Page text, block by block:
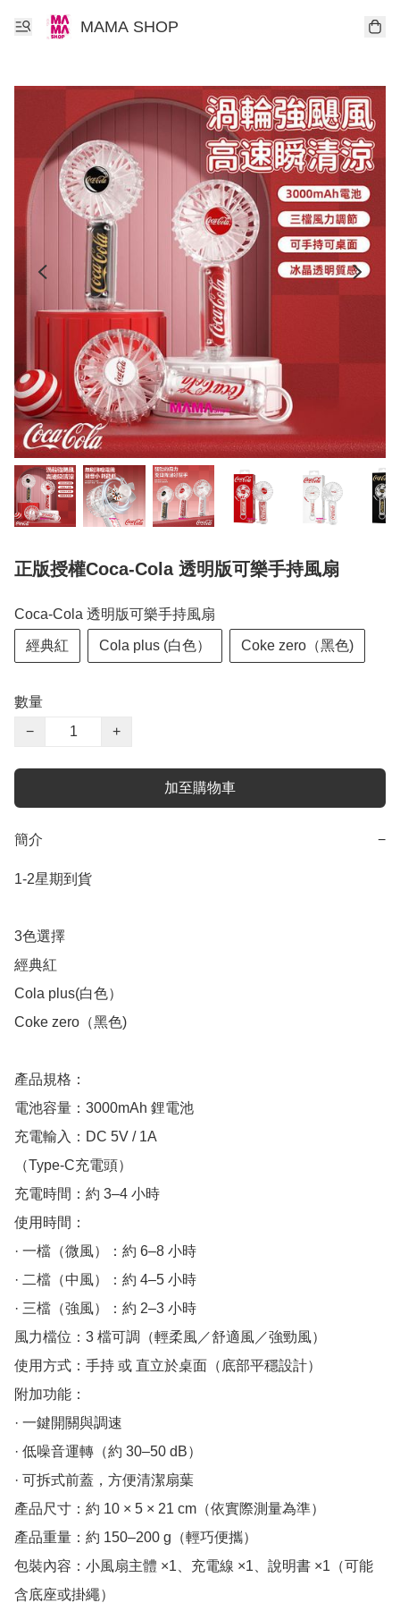
MAMA SHOP
正版授權Coca-Cola 透明版可樂手持風扇
Coca-Cola 透明版可樂手持風扇
經典紅 Cola plus (白色） Coke zero（黑色)
數量
−
+
加至購物車
簡介 −
1-2星期到貨
3色選擇
經典紅
Cola plus(白色）
Coke zero（黑色)
產品規格：
電池容量：3000mAh 鋰電池
充電輸入：DC 5V / 1A
（Type-C充電頭）
充電時間：約 3–4 小時
使用時間：
· 一檔（微風）：約 6–8 小時
· 二檔（中風）：約 4–5 小時
· 三檔（強風）：約 2–3 小時
風力檔位：3 檔可調（輕柔風／舒適風／強勁風）
使用方式：手持 或 直立於桌面（底部平穩設計）
附加功能：
· 一鍵開關與調速
· 低噪音運轉（約 30–50 dB）
· 可拆式前蓋，方便清潔扇葉
產品尺寸：約 10 × 5 × 21 cm（依實際測量為準）
產品重量：約 150–200 g（輕巧便攜）
包裝內容：小風扇主體 ×1、充電線 ×1、說明書 ×1（可能
含底座或掛繩）